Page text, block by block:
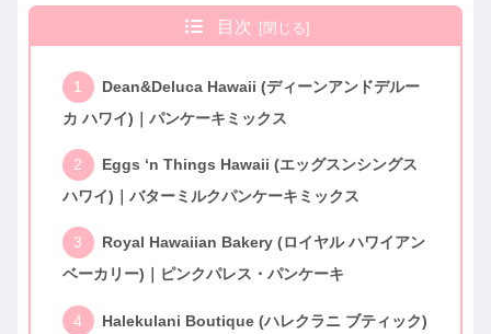
目次
Dean&Deluca Hawaii (ディーンアンドデルー
カ ハワイ)｜パンケーキミックス
Eggs ‘n Things Hawaii (エッグスンシングス
ハワイ)｜バターミルクパンケーキミックス
Royal Hawaiian Bakery (ロイヤル ハワイアン
ベーカリー)｜ピンクパレス・パンケーキ
Halekulani Boutique (ハレクラニ ブティック)